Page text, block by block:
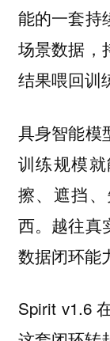
能的一套持
场景数据，
结果喂回训
具身智能模
训练规模
擦、遮挡
西。越往真
数据闭环能
Spirit v1.6